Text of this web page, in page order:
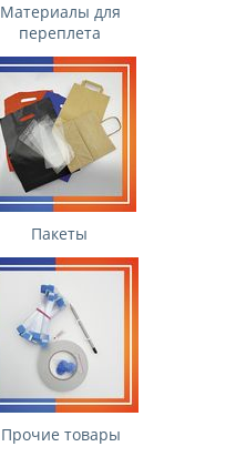
Материалы для
переплета
Пакеты
Прочие товары